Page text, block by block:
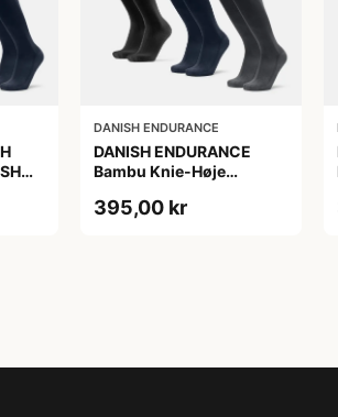
DANISH ENDURANCE
DANISH ENDURANCE
Bambu Knie-Høje
Navy Blå, 6-Pak
395,00 kr